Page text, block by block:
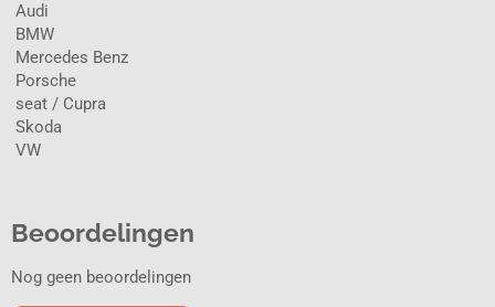
 Audi
 BMW
 Mercedes Benz
 Porsche
 seat / Cupra
 Skoda
 VW
Beoordelingen
Nog geen beoordelingen